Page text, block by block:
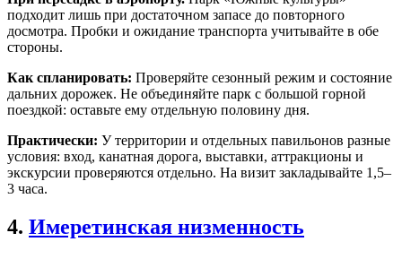
подходит лишь при достаточном запасе до повторного
досмотра. Пробки и ожидание транспорта учитывайте в обе
стороны.
Как спланировать: Проверяйте сезонный режим и состояние
дальних дорожек. Не объединяйте парк с большой горной
поездкой: оставьте ему отдельную половину дня.
Практически: У территории и отдельных павильонов разные
условия: вход, канатная дорога, выставки, аттракционы и
экскурсии проверяются отдельно. На визит закладывайте 1,5–
3 часа.
4. Имеретинская низменность